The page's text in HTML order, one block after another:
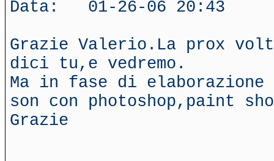
Data: 01-26-06 20:43
Grazie Valerio.La prox
dici tu,e vedremo.
Ma in fase di elaborazione
son con photoshop,paint
Grazie